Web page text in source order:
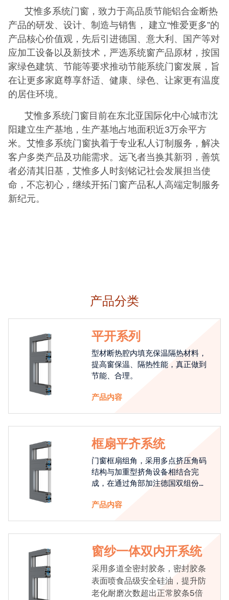
艾惟多系统门窗，致力于高品质节能铝合金断热
产品的研发、设计、制造与销售， 建立“惟爱更多”的
产品核心价值观，先后引进德国、意大利、国产等对
应加工设备以及新技术，严选系统窗产品原材，按国
家绿色建筑、节能等要求推动节能系统门窗发展，旨
在让更多家庭尊享舒适、健康、绿色、让家更有温度
的居住环境。
艾惟多系统门窗目前在东北亚国际化中心城市沈
阳建立生产基地，生产基地占地面积近3万余平方
米。艾惟多系统门窗执着于专业私人订制服务，解决
客户多类产品及功能需求。远飞者当换其新羽，善筑
者必清其旧基，艾惟多人时刻铭记社会发展担当使
命，不忘初心，继续开拓门窗产品私人高端定制服务
新纪元。
产品分类
平开系列
型材断热腔内填充保温隔热材料，
提高窗保温、隔热性能，真正做到
节能、合理。
产品内容
框扇平齐系统
门窗框扇组角，采用多点挤压角码
结构与加重型挤角设备相结合完
成，在通过角部加注德国双组份胶
强度，促使窗使用寿命提升5-10
产品内容
窗纱一体双内开系统
采用多道全密封胶条，密封胶条
表面喷食品级安全硅油，提升防
老化耐磨次数超出正常胶条5倍